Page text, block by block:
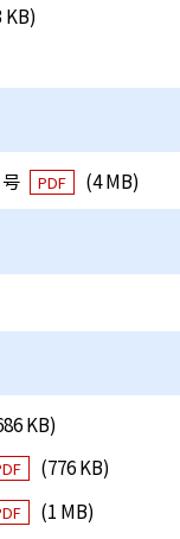
KB)
PDF (4 MB)
KB)
(776 KB)
(1 MB)